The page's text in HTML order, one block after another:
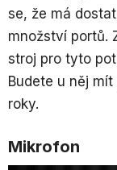
se, že má
množství portů.
stroj pro tyto
Budete u něj
roky.
Mikrofon